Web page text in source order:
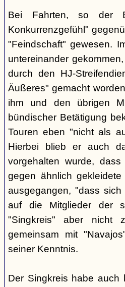
Bei Fahrten, so der
Konkurrenzgefühl"
"Feindschaft" gewesen.
untereinander
durch den HJ-
Äußeres" gemacht
ihm und den übrigen
bündischer Betätigung
Touren eben "nicht als
Hierbei blieb er auch
vorgehalten wurde,
gegen ähnlich
ausgegangen, "dass
auf die Mitglieder der
"Singkreis" aber nicht
gemeinsam mit
seiner Kenntnis.
Der Singkreis habe auch